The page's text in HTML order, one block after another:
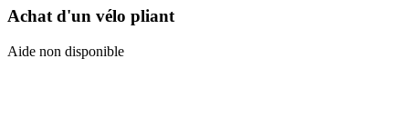
Achat d'un vélo pliant
Aide non disponible